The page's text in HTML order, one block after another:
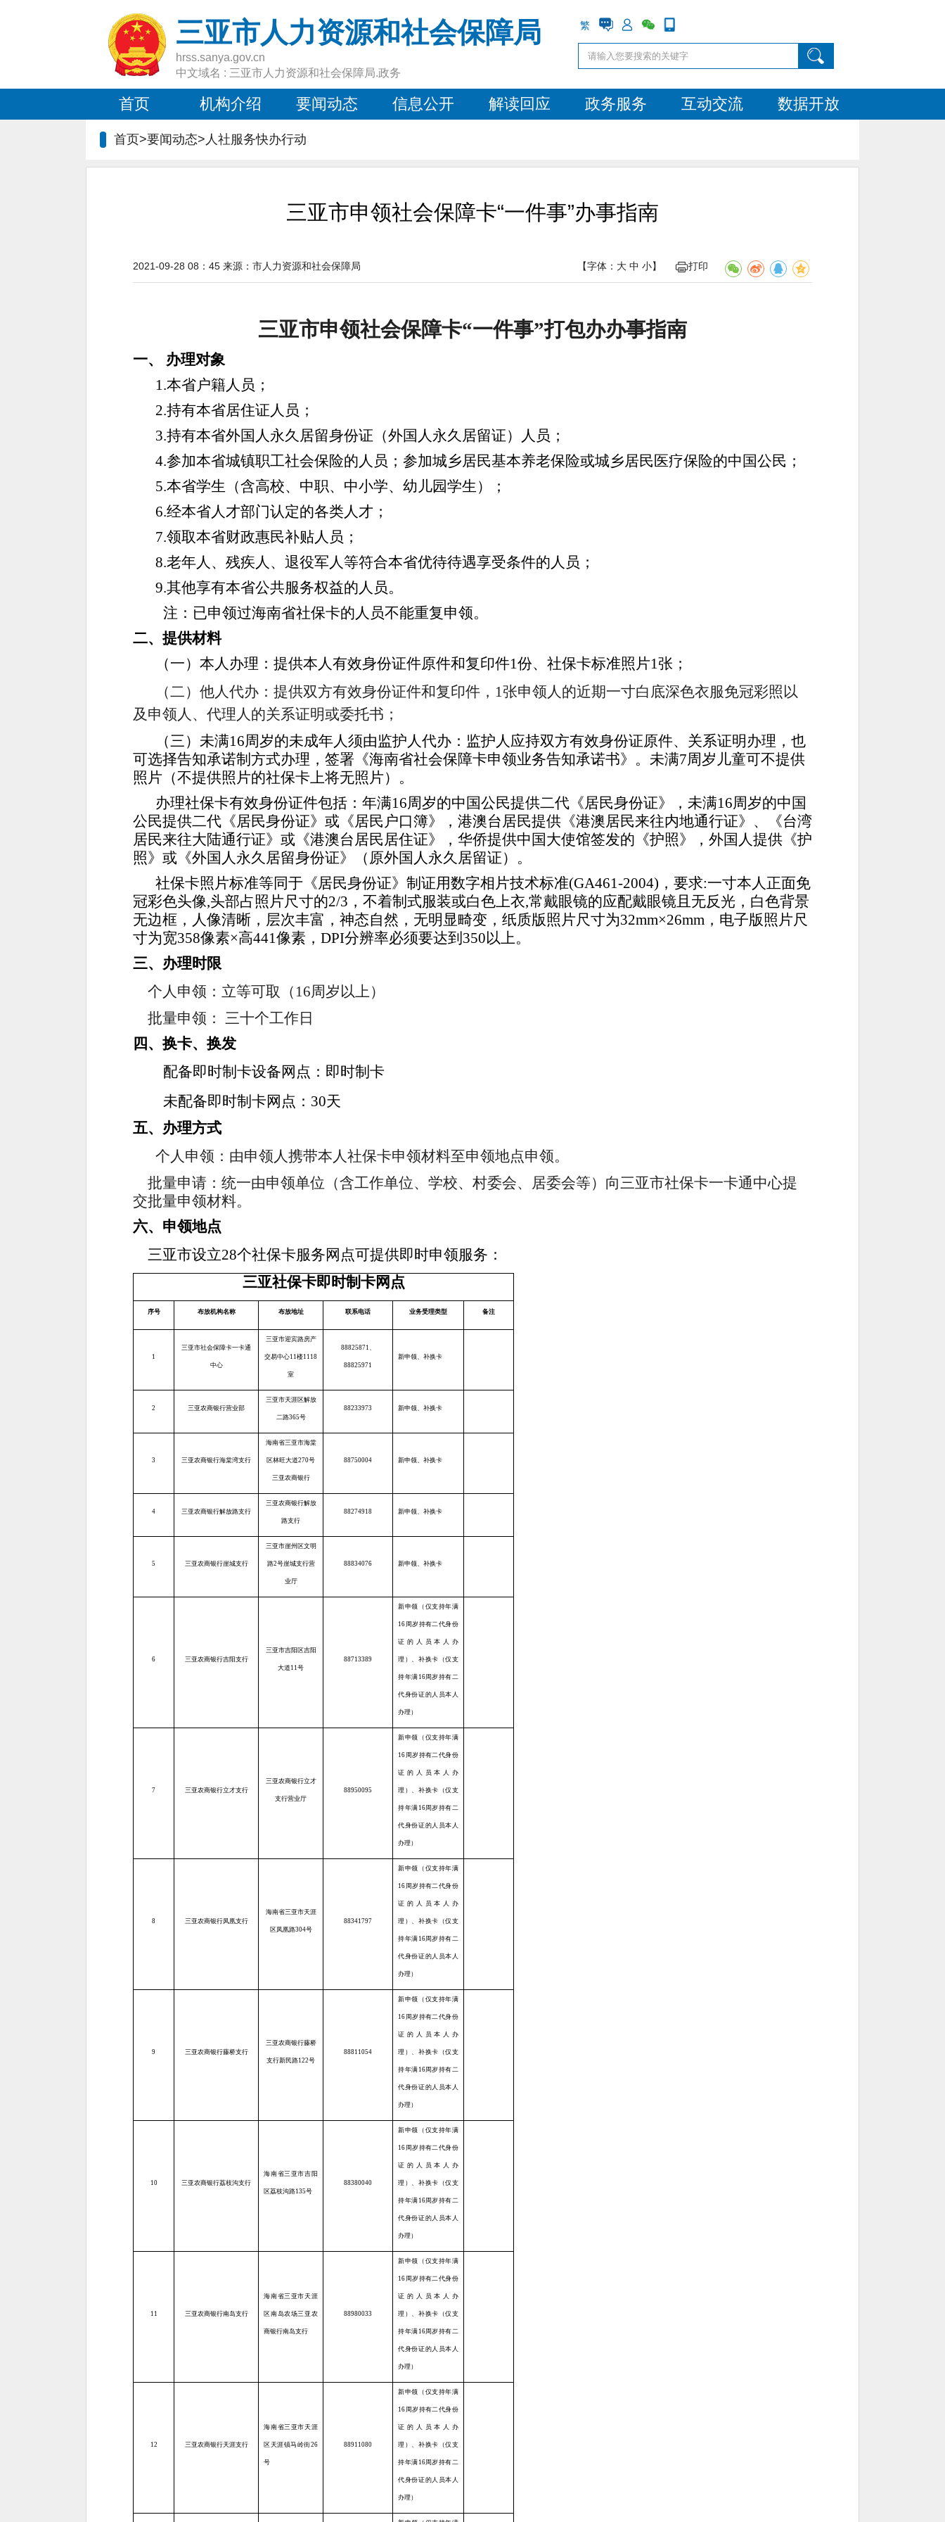
三亚市人力资源和社会保障局
hrss.sanya.gov.cn
中文域名 : 三亚市人力资源和社会保障局.政务
繁
首页 机构介绍 要闻动态 信息公开 解读回应 政务服务 互动交流 数据开放
首页>要闻动态>人社服务快办行动
三亚市申领社会保障卡“一件事”办事指南
【字体： 大 中 小】 打印
2021-09-28 08：45 来源： 市人力资源和社会保障局
三亚市申领社会保障卡“一件事”打包办办事指南
一、
办理对象
1.本省户籍人员；
2.持有本省居住证人员；
3.持有本省外国人永久居留身份证（外国人永久居留证）人员；
4.参加本省城镇职工社会保险的人员；参加城乡居民基本养老保险或城乡居民医疗保险的中国公民；
5.本省学生（含高校、中职、中小学、幼儿园学生）；
6.经本省人才部门认定的各类人才；
7.领取本省财政惠民补贴人员；
8.老年人、残疾人、退役军人等符合本省优待待遇享受条件的人员；
9.其他享有本省公共服务权益的人员。
注：已申领过海南省社保卡的人员不能重复申领。
二、提供材料
（一）本人办理：提供本人有效身份证件原件和复印件1份、社保卡标准照片1张；
（二）他人代办： 提供双方有效身份证件和复印件， 1张申领人的近期一寸白底深色衣服免冠彩照以
及申领人、代理人的关系证明或委托书 ；
（三）未满16周岁的未成年人须由监护人代办： 监护人应持双方有效身份证原件、关系证明办理，也
可选择告知承诺制方式办理，签署《海南省社会保障卡申领业务告知承诺书》。 未满7周岁儿童可不提供
照片（不提供照片的社保卡上将无照片）。
办理社保卡有效身份证件包括：年满16周岁的中国公民提供二代《居民身份证》，未满16周岁的中国
公民提供二代《居民身份证》或《居民户口簿》，港澳台居民提供《港澳居民来往内地通行证》、《台湾
居民来往大陆通行证》或《港澳台居民居住证》，华侨提供中国大使馆签发的《护照》，外国人提供《护
照》或《外国人永久居留身份证》（原外国人永久居留证）。
社保卡照片标准等同于《居民身份证》制证用数字相片技术标准(GA461-2004)，要求:一寸本人正面免
冠彩色头像,头部占照片尺寸的2/3，不着制式服装或白色上衣,常戴眼镜的应配戴眼镜且无反光，白色背景
无边框，人像清晰，层次丰富，神态自然，无明显畸变，纸质版照片尺寸为32mm×26mm，电子版照片尺
寸为宽358像素×高441像素，DPI分辨率必须要达到350以上。
三、办理时限
个人申领： 立等可取（ 16周岁以上）
批量申领： 三十个工作日
四、 换卡、换发
配备即时制卡设备网点：即时制卡
未配备即时制卡网点： 30天
五、办理方式
个人申领：由申领人携带本人社保卡申领材料至申领地点申领。
批量申请：统一由申领单位（含工作单位、学校、村委会、居委会等）向三亚市社保卡一卡通中心提
交批量申领材料。
六、申领地点
三亚市设立28个社保卡服务网点可提供即时申领服务：
三亚社保卡即时制卡网点
序号 布放机构名称 布放地址 联系电话 业务受理类型 备注
1
三亚市社会保障卡一卡通
中心
三亚市迎宾路房产
交易中心11楼1118
室
88825871、
88825971
新申领、补换卡
2 三亚农商银行营业部
三亚市天涯区解放
二路365号
88233973 新申领、补换卡
3 三亚农商银行海棠湾支行
海南省三亚市海棠
区林旺大道270号
三亚农商银行
88750004 新申领、补换卡
4 三亚农商银行解放路支行
三亚农商银行解放
路支行
88274918 新申领、补换卡
5 三亚农商银行崖城支行
三亚市崖州区文明
路2号崖城支行营
业厅
88834076 新申领、补换卡
6 三亚农商银行吉阳支行
三亚市吉阳区吉阳
大道11号
88713389
新申领（仅支持年满
16周岁持有二代身份
证的人员本人办
理）、补换卡（仅支
持年满16周岁持有二
代身份证的人员本人
办理）
7 三亚农商银行立才支行
三亚农商银行立才
支行营业厅
88950095
新申领（仅支持年满
16周岁持有二代身份
证的人员本人办
理）、补换卡（仅支
持年满16周岁持有二
代身份证的人员本人
办理）
8 三亚农商银行凤凰支行
海南省三亚市天涯
区凤凰路304号
88341797
新申领（仅支持年满
16周岁持有二代身份
证的人员本人办
理）、补换卡（仅支
持年满16周岁持有二
代身份证的人员本人
办理）
9 三亚农商银行藤桥支行
三亚农商银行藤桥
支行新民路122号
88811054
新申领（仅支持年满
16周岁持有二代身份
证的人员本人办
理）、补换卡（仅支
持年满16周岁持有二
代身份证的人员本人
办理）
10 三亚农商银行荔枝沟支行
海南省三亚市吉阳
区荔枝沟路135号
88380040
新申领（仅支持年满
16周岁持有二代身份
证的人员本人办
理）、补换卡（仅支
持年满16周岁持有二
代身份证的人员本人
办理）
11 三亚农商银行南岛支行
海南省三亚市天涯
区南岛农场三亚农
商银行南岛支行
88980033
新申领（仅支持年满
16周岁持有二代身份
证的人员本人办
理）、补换卡（仅支
持年满16周岁持有二
代身份证的人员本人
办理）
12 三亚农商银行天涯支行
海南省三亚市天涯
区天涯镇马岭街26
号
88911080
新申领（仅支持年满
16周岁持有二代身份
证的人员本人办
理）、补换卡（仅支
持年满16周岁持有二
代身份证的人员本人
办理）